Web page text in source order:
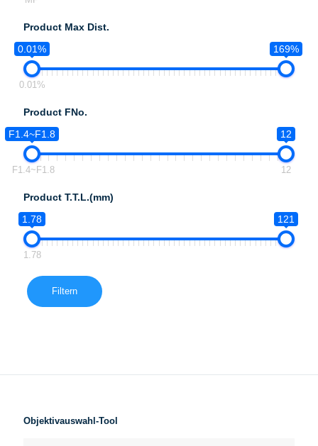
Product Max Dist.
0.01%
169%
0.01%
Product FNo.
F1.4~F1.8
12
F1.4~F1.8 12
Product T.T.L.(mm)
1.78
121
1.78
Filtern
Objektivauswahl-Tool